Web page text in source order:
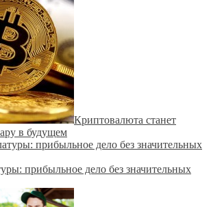
Криптовалюта станет
в будущем
прибыльное дело без значительных